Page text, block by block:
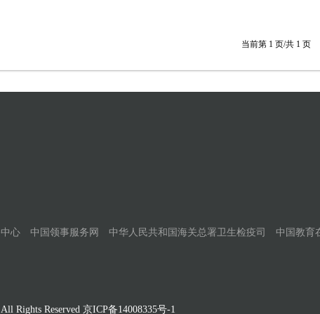
当前第 1 页/共 1 页
心 中国领事服务网 中华人民共和国海关总署卫生检疫司 中国教育
Rights Reserved 京ICP备14008335号-1